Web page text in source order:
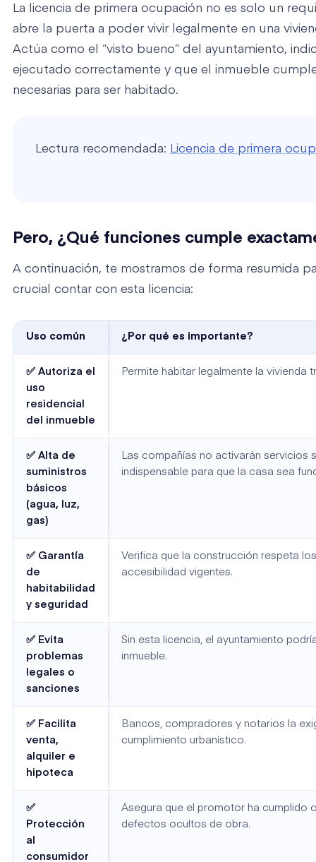
La licencia de primera ocupación no es solo un
abre la puerta a poder vivir legalmente en una
Actúa como el “visto bueno” del ayuntamiento,
ejecutado correctamente y que el inmueble
necesarias para ser habitado.
Lectura recomendada: Licencia de primera
Pero, ¿Qué funciones cumple
A continuación, te mostramos de forma resumida
crucial contar con esta licencia:
Uso común ¿Por qué es importante?
✅ Autoriza el
uso
residencial
del inmueble
Permite habitar legalmente la vivienda
✅ Alta de
suministros
básicos
(agua, luz,
gas)
Las compañías no activarán servicios
indispensable para que la casa sea
✅ Garantía
de
habitabilidad
y seguridad
Verifica que la construcción respeta
accesibilidad vigentes.
✅ Evita
problemas
legales o
sanciones
Sin esta licencia, el ayuntamiento
inmueble.
✅ Facilita
venta,
alquiler e
hipoteca
Bancos, compradores y notarios la
cumplimiento urbanístico.
✅
Protección
al
consumidor
Asegura que el promotor ha cumplido
defectos ocultos de obra.